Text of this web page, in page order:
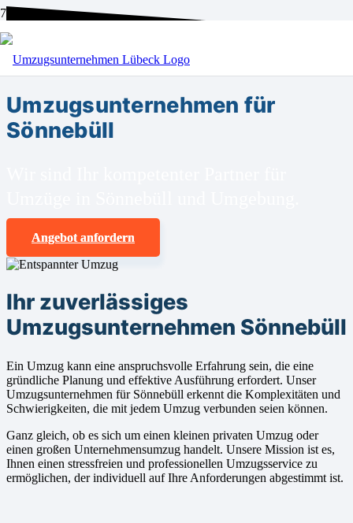
BEI UNS SIND SIE RICHTIG!
Umzugsunternehmen für
Sönnebüll
Angebot anfordern
Ihr zuverlässiges
Umzugsunternehmen Sönnebüll
Ein Umzug kann eine anspruchsvolle Erfahrung sein, die eine
gründliche Planung und effektive Ausführung erfordert. Unser
Umzugsunternehmen für Sönnebüll erkennt die Komplexitäten und
Schwierigkeiten, die mit jedem Umzug verbunden seien können.
Ganz gleich, ob es sich um einen kleinen privaten Umzug oder
einen großen Unternehmensumzug handelt. Unsere Mission ist es,
Ihnen einen stressfreien und professionellen Umzugsservice zu
ermöglichen, der individuell auf Ihre Anforderungen abgestimmt ist.